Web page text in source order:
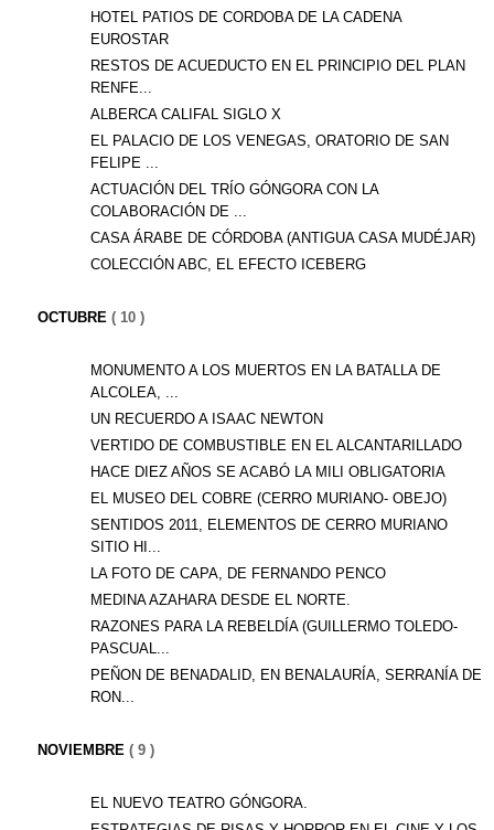
HOTEL PATIOS DE CORDOBA DE LA CADENA
EUROSTAR
RESTOS DE ACUEDUCTO EN EL PRINCIPIO DEL PLAN
RENFE...
ALBERCA CALIFAL SIGLO X
EL PALACIO DE LOS VENEGAS, ORATORIO DE SAN
FELIPE ...
ACTUACIÓN DEL TRÍO GÓNGORA CON LA
COLABORACIÓN DE ...
CASA ÁRABE DE CÓRDOBA (ANTIGUA CASA MUDÉJAR)
COLECCIÓN ABC, EL EFECTO ICEBERG
OCTUBRE ( 10 )
MONUMENTO A LOS MUERTOS EN LA BATALLA DE
ALCOLEA, ...
UN RECUERDO A ISAAC NEWTON
VERTIDO DE COMBUSTIBLE EN EL ALCANTARILLADO
HACE DIEZ AÑOS SE ACABÓ LA MILI OBLIGATORIA
EL MUSEO DEL COBRE (CERRO MURIANO- OBEJO)
SENTIDOS 2011, ELEMENTOS DE CERRO MURIANO
SITIO HI...
LA FOTO DE CAPA, DE FERNANDO PENCO
MEDINA AZAHARA DESDE EL NORTE.
RAZONES PARA LA REBELDÍA (GUILLERMO TOLEDO-
PASCUAL...
PEÑON DE BENADALID, EN BENALAURÍA, SERRANÍA DE
RON...
NOVIEMBRE ( 9 )
EL NUEVO TEATRO GÓNGORA.